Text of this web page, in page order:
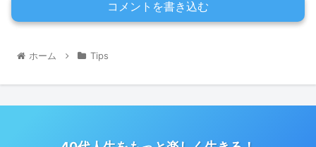
コメントを書き込む
ホーム Tips